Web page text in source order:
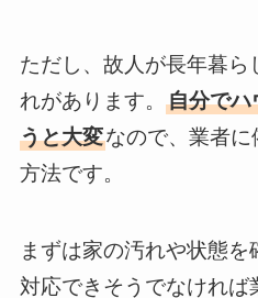
ただし、故人が長年暮
れがあります。 自分でハ
うと大変なので、業者
方法です。
まずは家の汚れや状態
対応できそうでなければ